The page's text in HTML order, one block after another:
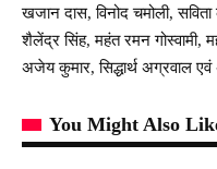
खजान दास, विनोद चमोली,
शैलेंद्र सिंह, महंत रमन गोस्वामी,
अजेय कुमार, सिद्धार्थ अग्रवाल
You Might Also